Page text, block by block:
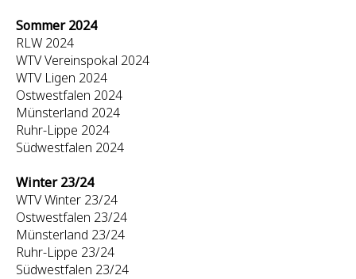
Sommer 2024
RLW 2024
WTV Vereinspokal 2024
WTV Ligen 2024
Ostwestfalen 2024
Münsterland 2024
Ruhr-Lippe 2024
Südwestfalen 2024
Winter 23/24
WTV Winter 23/24
Ostwestfalen 23/24
Münsterland 23/24
Ruhr-Lippe 23/24
Südwestfalen 23/24